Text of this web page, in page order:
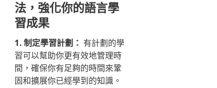
法，強化你的語言學
習成果
1. 制定學習計劃： 有計劃的學
習可以幫助你更有效地管理時
間，確保你有足夠的時間來鞏
固和擴展你已經學到的知識。